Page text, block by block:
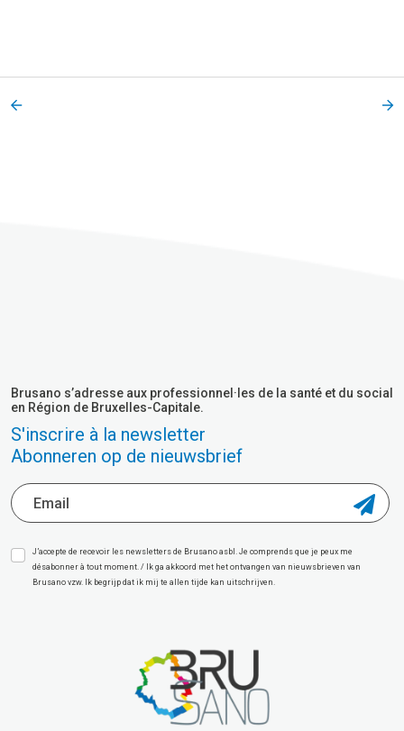
Brusano s’adresse aux professionnel·les de la santé et du social
en Région de Bruxelles-Capitale.
S'inscrire à la newsletter
Abonneren op de nieuwsbrief
J’accepte de recevoir les newsletters de Brusano asbl. Je comprends que je peux me
désabonner à tout moment. / Ik ga akkoord met het ontvangen van nieuwsbrieven van
Brusano vzw. Ik begrijp dat ik mij te allen tijde kan uitschrijven.